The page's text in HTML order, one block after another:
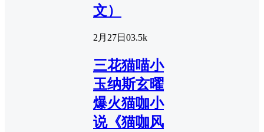
文）
2月27日 03.5k
三花猫喵小
玉纳斯玄曜
爆火猫咖小
说《猫咖风